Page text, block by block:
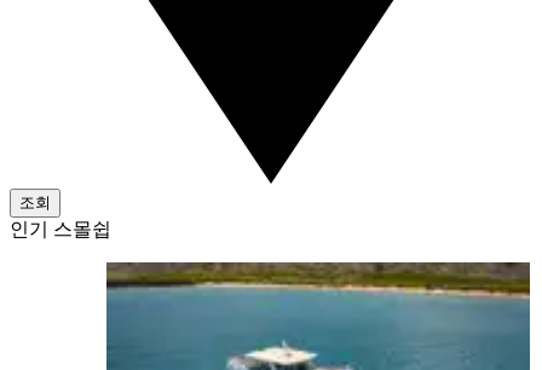
조회
인기 스몰쉽